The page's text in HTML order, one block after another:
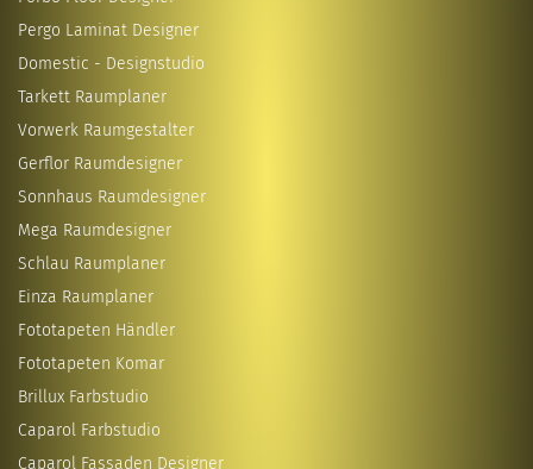
Pergo Laminat Designer
Domestic - Designstudio
Tarkett Raumplaner
Vorwerk Raumgestalter
Gerflor Raumdesigner
Sonnhaus Raumdesigner
Mega Raumdesigner
Schlau Raumplaner
Einza Raumplaner
Fototapeten Händler
Fototapeten Komar
Brillux Farbstudio
Caparol Farbstudio
Caparol Fassaden Designer